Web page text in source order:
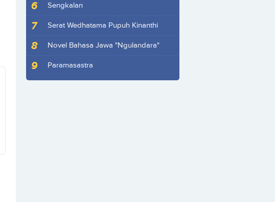
Sengkalan
Serat Wedhatama Pupuh Kinanthi
Novel Bahasa Jawa "Ngulandara"
Paramasastra